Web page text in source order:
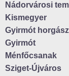
Nádorvárosi
Kismegyer
Gyirmót
Gyirmót
Ménfőcsanak
Sziget-Újváros